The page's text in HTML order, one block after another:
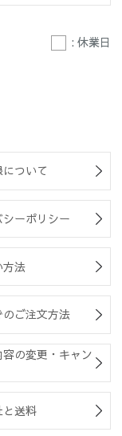
: 休業日
ついて
ーポリシー
方法
のご注文方法
容の変更・キャン
と送料